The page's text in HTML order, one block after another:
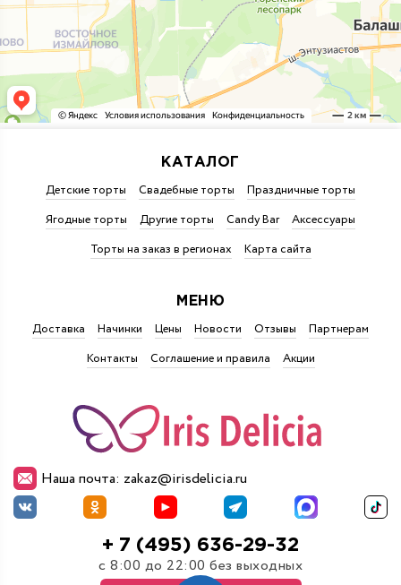
Наша почта: zakaz@irisdelicia.ru
+ 7 (495) 636-29-32
с 8:00 до 22:00 без выходных
КАТАЛОГ
Детские торты Свадебные торты
Праздничные торты
Ягодные торты
Другие торты Candy Bar
Аксессуары
Торты на заказ в регионах
Карта сайта
МЕНЮ
Доставка Начинки Цены Новости Отзывы
Партнерам
Контакты
Соглашение и правила Акции